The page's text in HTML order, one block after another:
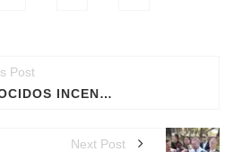
Post
DESCONOCIDOS INCENDIARON CUENCAS ALTAS DEL RÍO YAQUE DEL SUR
Next Post